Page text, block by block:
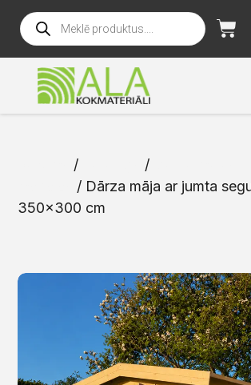
/ /
/ Dārza māja ar jumta
350×300 cm